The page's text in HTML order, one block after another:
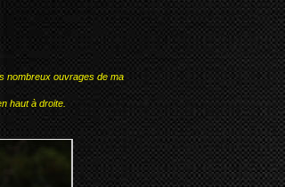
nombreux ouvrages de ma
haut à droite.